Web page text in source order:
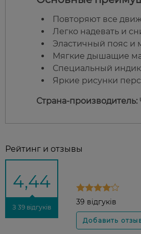
Повторяют все
Легко надевать и
Эластичный пояс и
Мягкие дышащие
Специальный
Яркие рисунки
Страна-производитель:
Рейтинг и отзывы
4,44
З 39 відгуків
39 відгуків